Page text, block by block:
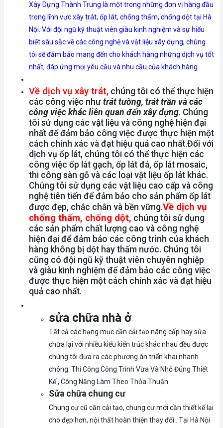
Xây Dựng Thành Trung là một trong những đơn vị hàng đầu
trong lĩnh vực xây trát, ốp lát, chống thấm, chống dột tại Hà
Nội. Với đội ngũ kỹ thuật viên giàu kinh nghiệm và sự hiểu
biết sâu sắc về các công nghệ và vật liệu xây dựng, chúng
tôi sẽ đảm bảo mang đến cho khách hàng những dịch vụ tốt
nhất, đáp ứng mọi yêu cầu và nhu cầu của khách hàng.
Về dịch vụ xây trát,chúng tôi có thể thực hiện
các công việc nhưtrát tường, trát trần và các
công việc khác liên quan đến xây dựng. Chúng
tôi sử dụng các vật liệu và công nghệ hiện đại
nhất để đảm bảo công việc được thực hiện một
cách chính xác và đạt hiệu quả cao nhất.Đối với
dịch vụ ốp lát, chúng tôi có thể thực hiện các
công việc ốp lát gạch, ốp lát đá, ốp lát mosaic,
thi công sàn gỗ và các loại vật liệu ốp lát khác.
Chúng tôi sử dụng các vật liệu cao cấp và công
nghệ tiên tiến để đảm bảo cho sản phẩm ốp lát
được đẹp, chắc chắn và bền vững.Về dịch vụ
chống thấm, chống dột, chúng tôi sử dụng
các sản phẩm chất lượng cao và công nghệ
hiện đại để đảm bảo các công trình của khách
hàng không bị dột hay thấm nước. Chúng tôi
cũng có đội ngũ kỹ thuật viên chuyên nghiệp
và giàu kinh nghiệm để đảm bảo các công việc
được thực hiện một cách chính xác và đạt hiệu
quả cao nhất.
sửa chữa nhà ở
Tất cả các hạng mục cần cải tạo nâng cấp hay sửa
chữa lại với nhiều kiểu kiến trúc khác nhau đều được
chúng tôi đưa ra các phương án triển khai nhanh
chóng. Thi Công Công Trình Vừa Và Nhỏ Đúng Thiết
Kế , Công Năng Làm Theo Thỏa Thuận
Sửa chữa chung cư
Chung cư cũ cần cải tạo, chung cư mới cần thiết kế lại
cho đẹp hơn, nội thất hoàn thiện thay đổi . Tại Hà Nội